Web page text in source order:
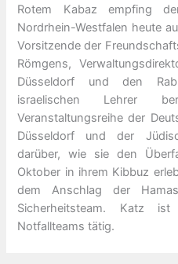
Rotem Kabaz empfing
Nordrhein-Westfalen heute
Vorsitzende der
Römgens,
Düsseldorf und den
israelischen Lehrer
Veranstaltungsreihe der
Düsseldorf und der
darüber, wie sie den
Oktober in ihrem Kibbuz
dem Anschlag der
Sicherheitsteam. Katz
Notfallteams tätig.